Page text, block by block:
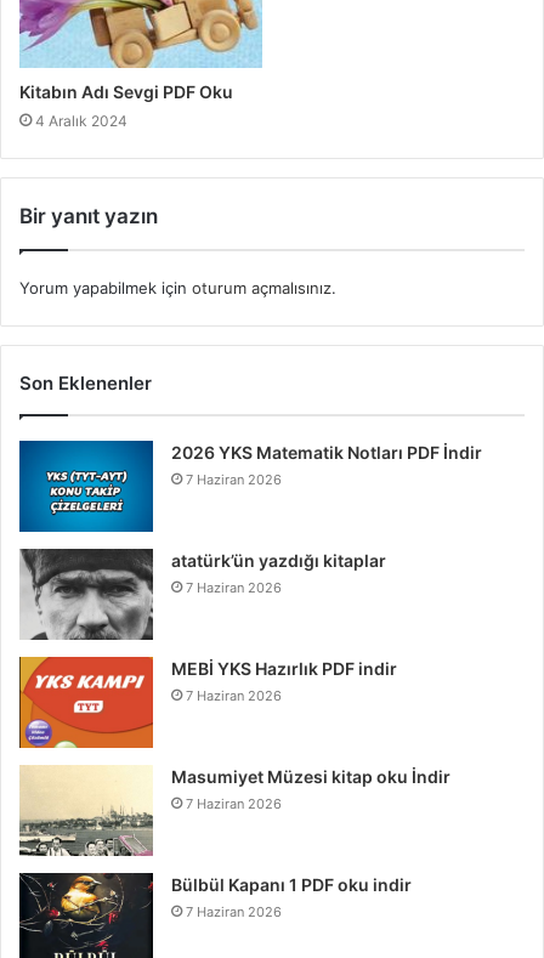
Kitabın Adı Sevgi PDF Oku
4 Aralık 2024
Bir yanıt yazın
Yorum yapabilmek için oturum açmalısınız.
Son Eklenenler
2026 YKS Matematik Notları PDF İndir
7 Haziran 2026
atatürk’ün yazdığı kitaplar
7 Haziran 2026
MEBİ YKS Hazırlık PDF indir
7 Haziran 2026
Masumiyet Müzesi kitap oku İndir
7 Haziran 2026
Bülbül Kapanı 1 PDF oku indir
7 Haziran 2026